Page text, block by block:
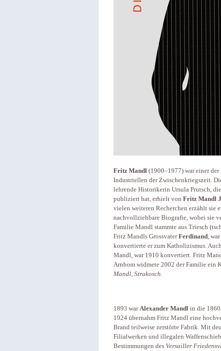
Fritz Mandl (1900–1977) war einer
Industriellen der Zwischenkriegszeit.
lehrende Historikerin Ursula Prutsch,
publiziert hat, erhielt von Fritz Mandl
vielen weiteren Recherchen erzählt sie
nachvollziehbare Biografie, wobei sie
Familie Mandl stammte aus Triesch
Fritz Mandls GrossvaterFerdinand,
konvertierte er zum Katholizismus.
Mandl, war 1910 konvertiert. Fritz
Arnbom widmete 2002 der Familie ein
Mandl, Strakosch.
1893 warAlexander Mandl in die
1924 übernahm Fritz Mandl eine
Brand teilweise zerstörte Fabrik. Mit
Filialwerken und illegalen
Bestimmungen des Versailler